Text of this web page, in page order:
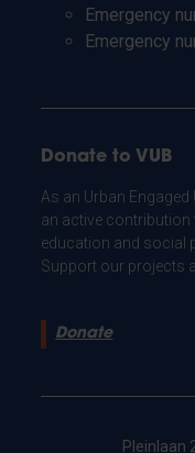
Emergency
Emergency
Donate to VUB
As an Urban
an active contribution
education and social
Support our projects
Donate
Pleinlaan